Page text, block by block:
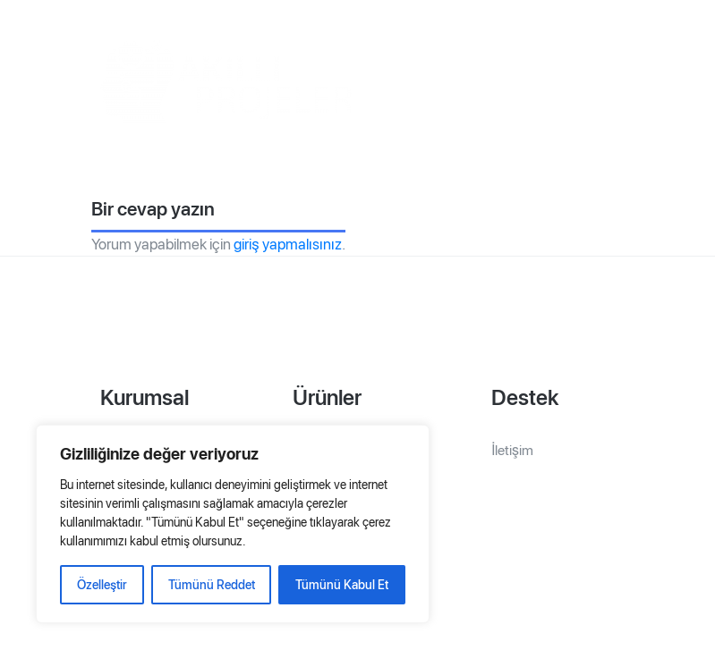
Gizliliğinize değer veriyoruz
Bu internet sitesinde, kullanıcı deneyimini geliştirmek ve internet
sitesinin verimli çalışmasını sağlamak amacıyla çerezler
kullanılmaktadır. "Tümünü Kabul Et" seçeneğine tıklayarak çerez
kullanımımızı kabul etmiş olursunuz.
Özelleştir Tümünü Reddet Tümünü Kabul Et
Bir cevap yazın
Yorum yapabilmek için giriş yapmalısınız.
Kurumsal
Referanslar
Hakkımızda
Ürünler
AHU Selection
Özel Çözümler
Destek
İletişim